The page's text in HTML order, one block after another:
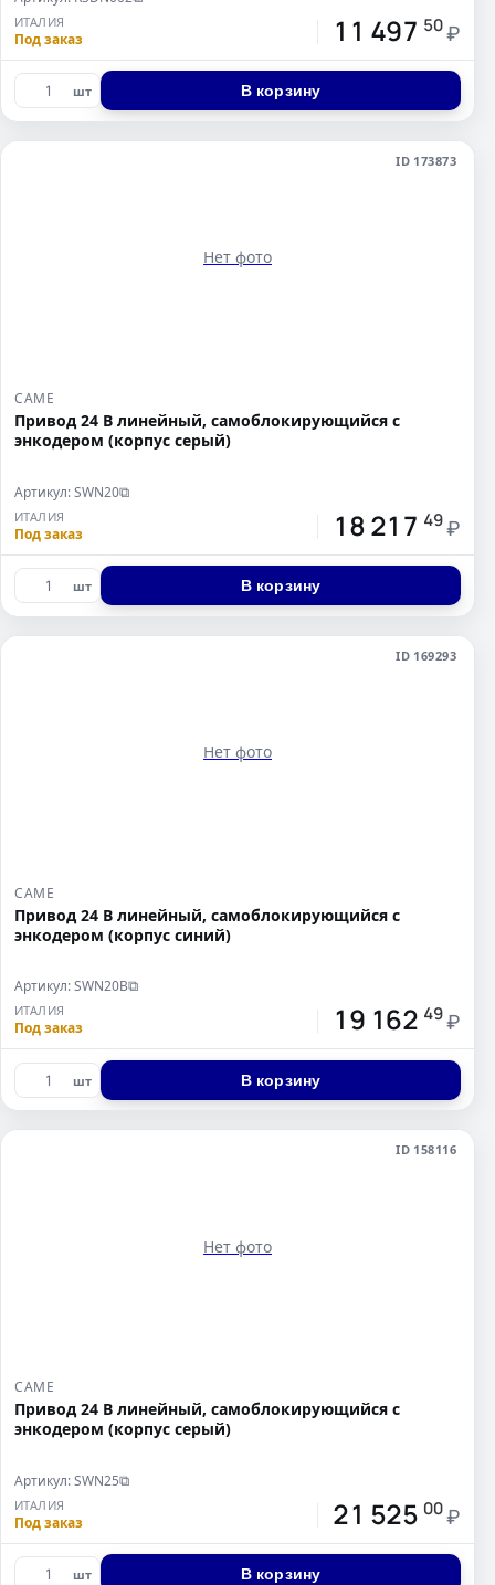
ИТАЛИЯ
Под заказ 11 497 50 ₽
шт В корзину
ID 173873
Нет фото
CAME
Привод 24 В линейный, самоблокирующийся с
энкодером (корпус серый)
Артикул: SWN20⧉
ИТАЛИЯ
Под заказ 18 217 49 ₽
шт В корзину
ID 169293
Нет фото
CAME
Привод 24 В линейный, самоблокирующийся с
энкодером (корпус синий)
Артикул: SWN20B⧉
ИТАЛИЯ
Под заказ 19 162 49 ₽
шт В корзину
ID 158116
Нет фото
CAME
Привод 24 В линейный, самоблокирующийся с
энкодером (корпус серый)
Артикул: SWN25⧉
ИТАЛИЯ
Под заказ 21 525 00 ₽
шт В корзину